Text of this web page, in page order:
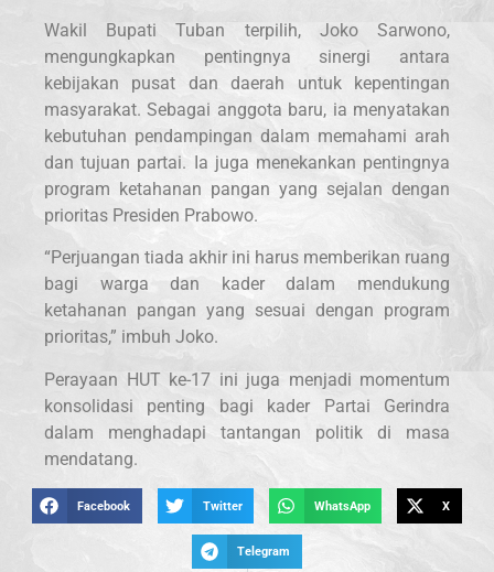
Wakil Bupati Tuban terpilih, Joko Sarwono,
mengungkapkan pentingnya sinergi antara
kebijakan pusat dan daerah untuk kepentingan
masyarakat. Sebagai anggota baru, ia menyatakan
kebutuhan pendampingan dalam memahami arah
dan tujuan partai. Ia juga menekankan pentingnya
program ketahanan pangan yang sejalan dengan
prioritas Presiden Prabowo.
“Perjuangan tiada akhir ini harus memberikan ruang
bagi warga dan kader dalam mendukung
ketahanan pangan yang sesuai dengan program
prioritas,” imbuh Joko.
Perayaan HUT ke-17 ini juga menjadi momentum
konsolidasi penting bagi kader Partai Gerindra
dalam menghadapi tantangan politik di masa
mendatang.
Facebook Twitter WhatsApp X
Telegram